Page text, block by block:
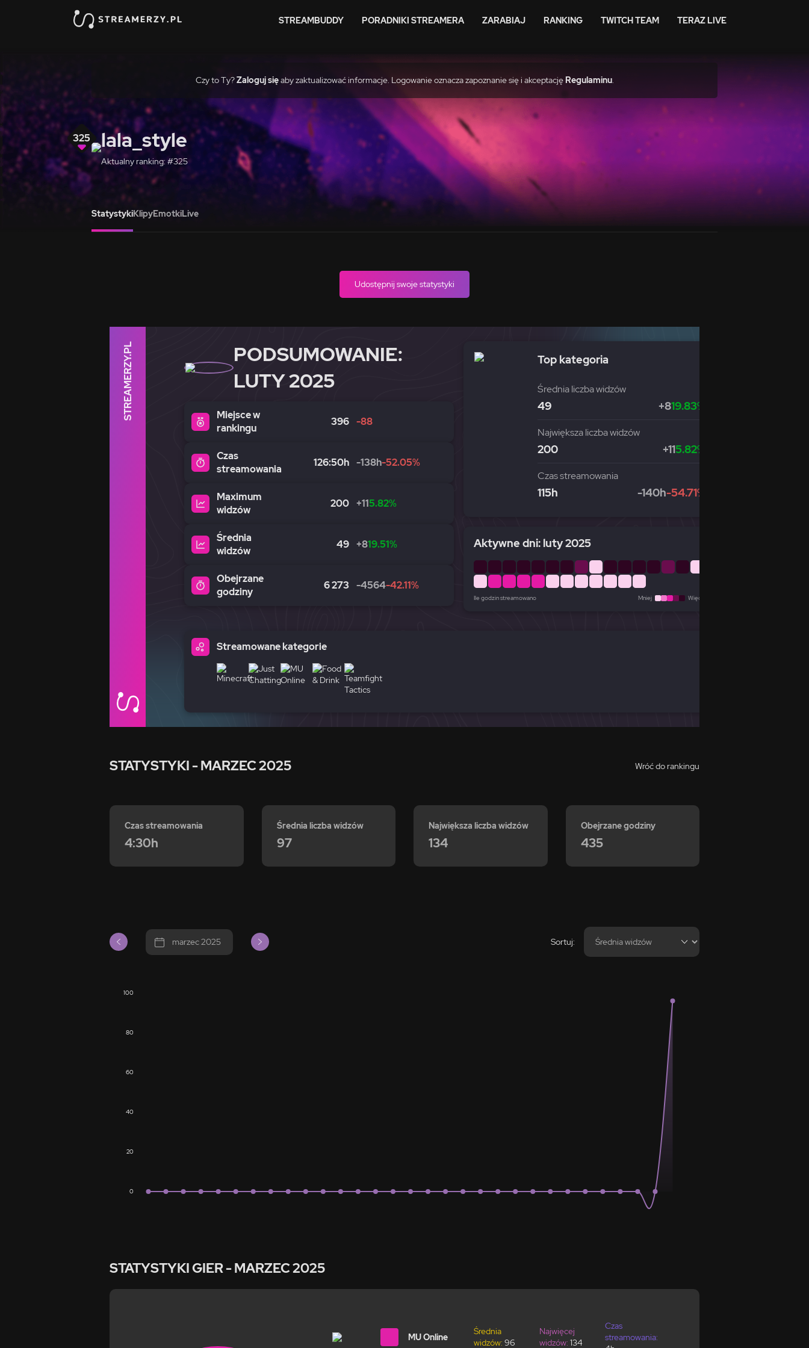
STREAMBUDDY PORADNIKI STREAMERA ZARABIAJ RANKING TWITCH TEAM TERAZ LIVE
Czy to Ty?Zaloguj sięaby zaktualizować informacje. Logowanie oznacza zapoznanie się i akceptacjęRegulaminu.
325 lala_style
Aktualny ranking: #325
StatystykiKlipyEmotkiLive
Udostępnij swoje statystyki
STREAMERZY.PL
PODSUMOWANIE:
LUTY 2025
Miejsce w
rankingu
396 -88
Czas
streamowania
126:50h -138h-52.05%
Maximum
widzów
200 +115.82%
Średnia
widzów
49 +819.51%
Obejrzane
godziny
6 273 -4564-42.11%
Top kategoria
Średnia liczba widzów
49 +819.83%
Największa liczba widzów
200 +115.82%
Czas streamowania
115h -140h-54.71%
Aktywne dni: luty 2025
Ile godzin streamowano Mniej Więcej
Streamowane kategorie
STATYSTYKI - MARZEC 2025 Wróć do rankingu
Czas streamowania
4:30h
Średnia liczba widzów
97
Największa liczba widzów
134
Obejrzane godziny
435
marzec 2025 Sortuj:
0
20
40
60
80
100
STATYSTYKI GIER- MARZEC 2025
MU Online
Średnia
widzów: 96
Najwięcej
widzów: 134
Czas
streamowania: